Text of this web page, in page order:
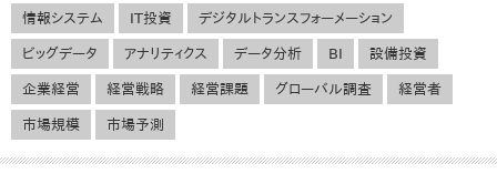
情報システム IT投資 デジタルトランスフォーメーション
ビッグデータ アナリティクス データ分析 BI 設備投資
企業経営 経営戦略 経営課題 グローバル調査 経営者
市場規模 市場予測